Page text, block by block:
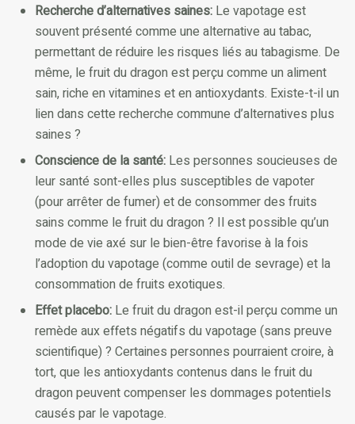
Recherche d’alternatives saines: Le vapotage est
souvent présenté comme une alternative au tabac,
permettant de réduire les risques liés au tabagisme. De
même, le fruit du dragon est perçu comme un aliment
sain, riche en vitamines et en antioxydants. Existe-t-il un
lien dans cette recherche commune d’alternatives plus
saines ?
Conscience de la santé: Les personnes soucieuses de
leur santé sont-elles plus susceptibles de vapoter
(pour arrêter de fumer) et de consommer des fruits
sains comme le fruit du dragon ? Il est possible qu’un
mode de vie axé sur le bien-être favorise à la fois
l’adoption du vapotage (comme outil de sevrage) et la
consommation de fruits exotiques.
Effet placebo: Le fruit du dragon est-il perçu comme un
remède aux effets négatifs du vapotage (sans preuve
scientifique) ? Certaines personnes pourraient croire, à
tort, que les antioxydants contenus dans le fruit du
dragon peuvent compenser les dommages potentiels
causés par le vapotage.